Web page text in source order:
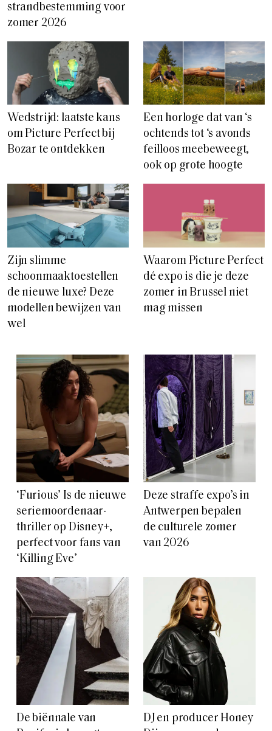
strandbestemming voor
zomer 2026
Wedstrijd: laatste kans
om Picture Perfect bij
Bozar te ontdekken
Een horloge dat van ‘s
ochtends tot ‘s avonds
feilloos meebeweegt,
ook op grote hoogte
Zijn slimme
schoonmaaktoestellen
de nieuwe luxe? Deze
modellen bewijzen van
wel
Waarom Picture Perfect
dé expo is die je deze
zomer in Brussel niet
mag missen
‘Furious’ Is de nieuwe
seriemoordenaar-
thriller op Disney+,
perfect voor fans van
‘Killing Eve’
Deze straffe expo’s in
Antwerpen bepalen
de culturele zomer
van 2026
De biënnale van
DJ en producer Honey